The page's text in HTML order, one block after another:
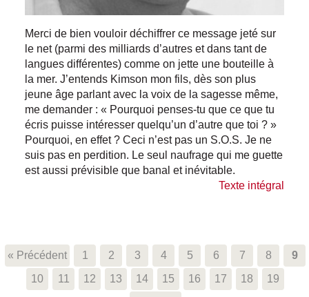
Merci de bien vouloir déchiffrer ce message jeté sur
le net (parmi des milliards d’autres et dans tant de
langues différentes) comme on jette une bouteille à
la mer. J’entends Kimson mon fils, dès son plus
jeune âge parlant avec la voix de la sagesse même,
me demander : « Pourquoi penses-tu que ce que tu
écris puisse intéresser quelqu’un d’autre que toi ? »
Pourquoi, en effet ? Ceci n’est pas un S.O.S. Je ne
suis pas en perdition. Le seul naufrage qui me guette
est aussi prévisible que banal et inévitable.
Texte intégral
« Précédent 1 2 3 4 5 6 7 8
9
10
11 12 13 14 15 16 17 18
19